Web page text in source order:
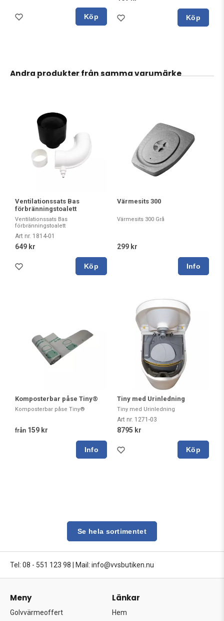
Köp Köp
Andra produkter från samma varumärke
Ventilationssats Bas
förbränningstoalett
Ventilationssats Bas
förbränningstoalett
Art nr. 1814-01
649 kr
Köp
Värmesits 300
Värmesits 300 Grå
299 kr
Komposterbar påse Tiny®
Komposterbar påse Tiny®
från 159 kr
Tiny med Urinledning
Tiny med Urinledning
Art nr. 1271-03
8795 kr
Köp
Se hela sortimentet
Tel: 08 - 551 123 98 Mail: info@vvsbutiken.nu
Meny
Golvvärmeoffert
Länkar
Hem